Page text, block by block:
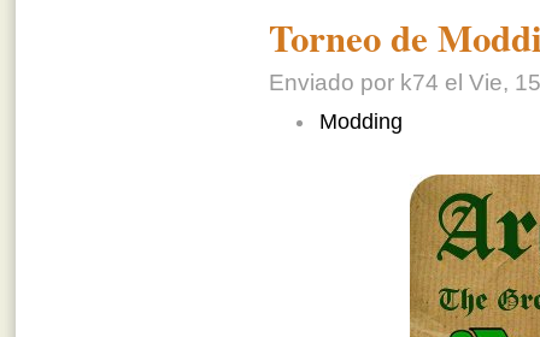
Torneo de
Enviado por k74 el Vie,
Modding